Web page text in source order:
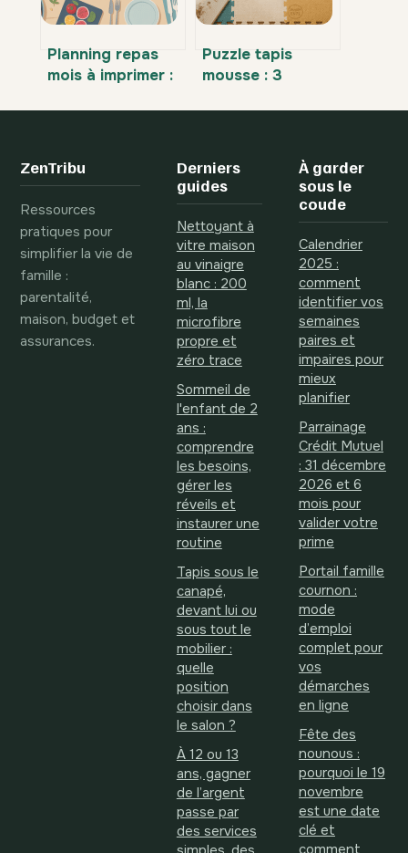
Planning repas
mois à imprimer :
et conseils
Puzzle tapis
mousse : 3
sécurité et
pour protéger
votre enfant
ZenTribu
Ressources
pratiques pour
simplifier la vie de
famille :
parentalité,
maison, budget et
assurances.
Derniers
guides
Nettoyant à
vitre maison
au vinaigre
blanc : 200
ml, la
microfibre
propre et
zéro trace
Sommeil de
l'enfant de 2
ans :
comprendre
les besoins,
gérer les
réveils et
instaurer une
routine
Tapis sous le
canapé,
devant lui ou
sous tout le
mobilier :
quelle
position
choisir dans
le salon ?
À 12 ou 13
ans, gagner
de l’argent
passe par
des services
À garder
sous le
coude
Calendrier
2025 :
comment
identifier vos
semaines
paires et
impaires pour
mieux
planifier
Parrainage
Crédit Mutuel
: 31 décembre
2026 et 6
mois pour
valider votre
prime
Portail famille
cournon :
mode
d’emploi
complet pour
vos
démarches
en ligne
Fête des
nounous :
pourquoi le 19
novembre
est une date
clé et